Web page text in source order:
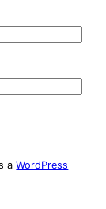
aWordPress